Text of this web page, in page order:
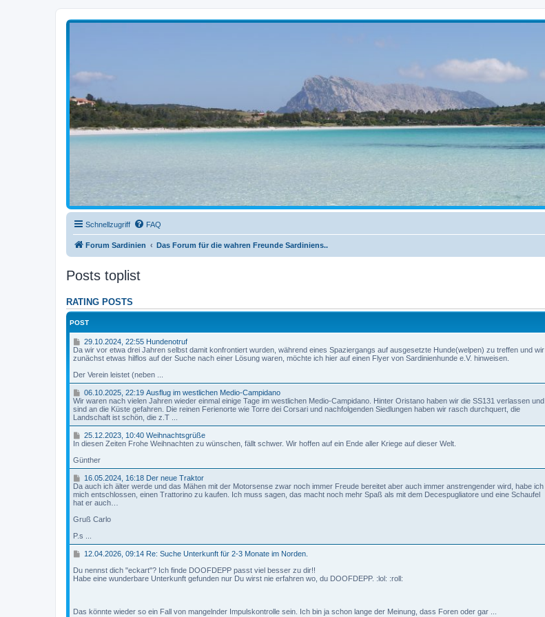
Schnellzugriff FAQ
Forum Sardinien Das Forum für die wahren Freunde Sardiniens..
Posts toplist
RATING POSTS
POST
2
9
.
0
.
2
0
2
4
2
2
:
5
5
H
u
n
d
n
t
r
u
29.10.2024, 22:55 Hundenotruf
Da wir vor etwa drei Jahren selbst damit konfrontiert wurden, während eines Spaziergangs auf ausgesetzte Hunde(welpen) zu treffen und wir
zunächst etwas hilflos auf der Suche nach einer Lösung waren, möchte ich hier auf einen Flyer von Sardinienhunde e.V. hinweisen.
Der Verein leistet (neben ...
0
6
.
1
0
2
2
2
2
:
1
u
u
g
e
06.10.2025, 22:19 Ausflug im westlichen Medio-Campidano
Wir waren nach vielen Jahren wieder einmal einige Tage im westlichen Medio-Campidano. Hinter Oristano haben wir die SS131 verlassen und
sind an die Küste gefahren. Die reinen Ferienorte wie Torre dei Corsari und nachfolgenden Siedlungen haben wir rasch durchquert, die
Landschaft ist schön, die z.T ...
2
5
1
2
2
0
2
,
0
4
0
W
e
25.12.2023, 10:40 Weihnachtsgrüße
In diesen Zeiten Frohe Weihnachten zu wünschen, fällt schwer. Wir hoffen auf ein Ende aller Kriege auf dieser Welt.
Günther
1
6
.
0
.
0
2
4
1
6
16.05.2024, 16:18 Der neue Traktor
Da auch ich älter werde und das Mähen mit der Motorsense zwar noch immer Freude bereitet aber auch immer anstrengender wird, habe ich
mich entschlossen, einen Trattorino zu kaufen. Ich muss sagen, das macht noch mehr Spaß als mit dem Decespugliatore und eine Schaufel
hat er auch…
Gruß Carlo
P.s ...
1
.
0
0
12.04.2026, 09:14 Re: Suche Unterkunft für 2-3 Monate im Norden.
Du nennst dich "eckart"? Ich finde DOOFDEPP passt viel besser zu dir!!
Habe eine wunderbare Unterkunft gefunden nur Du wirst nie erfahren wo, du DOOFDEPP. :lol: :roll:
Das könnte wieder so ein Fall von mangelnder Impulskontrolle sein. Ich bin ja schon lange der Meinung, dass Foren oder gar ...